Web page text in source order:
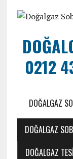
0212
DOĞALGAZ
DOĞALGAZ
DOĞALGAZ